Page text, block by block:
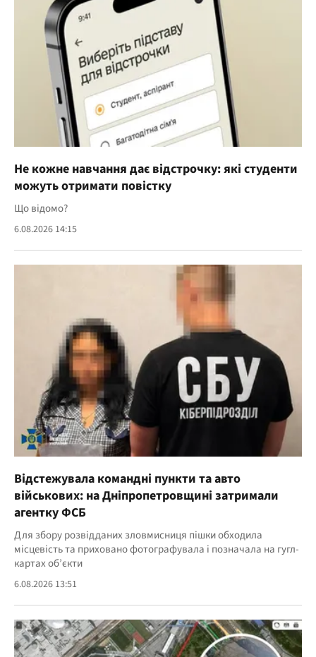
Не кожне навчання дає відстрочку: які студенти
можуть отримати повістку
Що відомо?
6.08.2026 14:15
Відстежувала командні пункти та авто
військових: на Дніпропетровщині затримали
агентку ФСБ
Для збору розвідданих зловмисниця пішки обходила
місцевість та приховано фотографувала і позначала на гугл-
картах об’єкти
6.08.2026 13:51